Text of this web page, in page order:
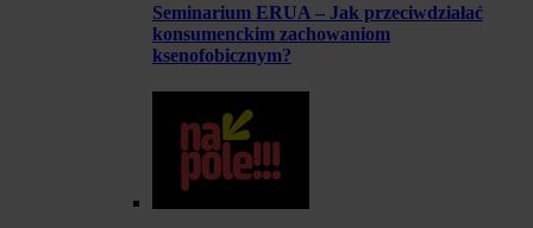
Seminarium ERUA – Jak przeciwdziałać
konsumenckim zachowaniom
ksenofobicznym?